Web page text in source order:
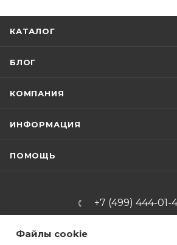
КАТАЛОГ
БЛОГ
КОМПАНИЯ
ИНФОРМАЦИЯ
ПОМОЩЬ
+7 (499) 444-01-
Файлы cookie